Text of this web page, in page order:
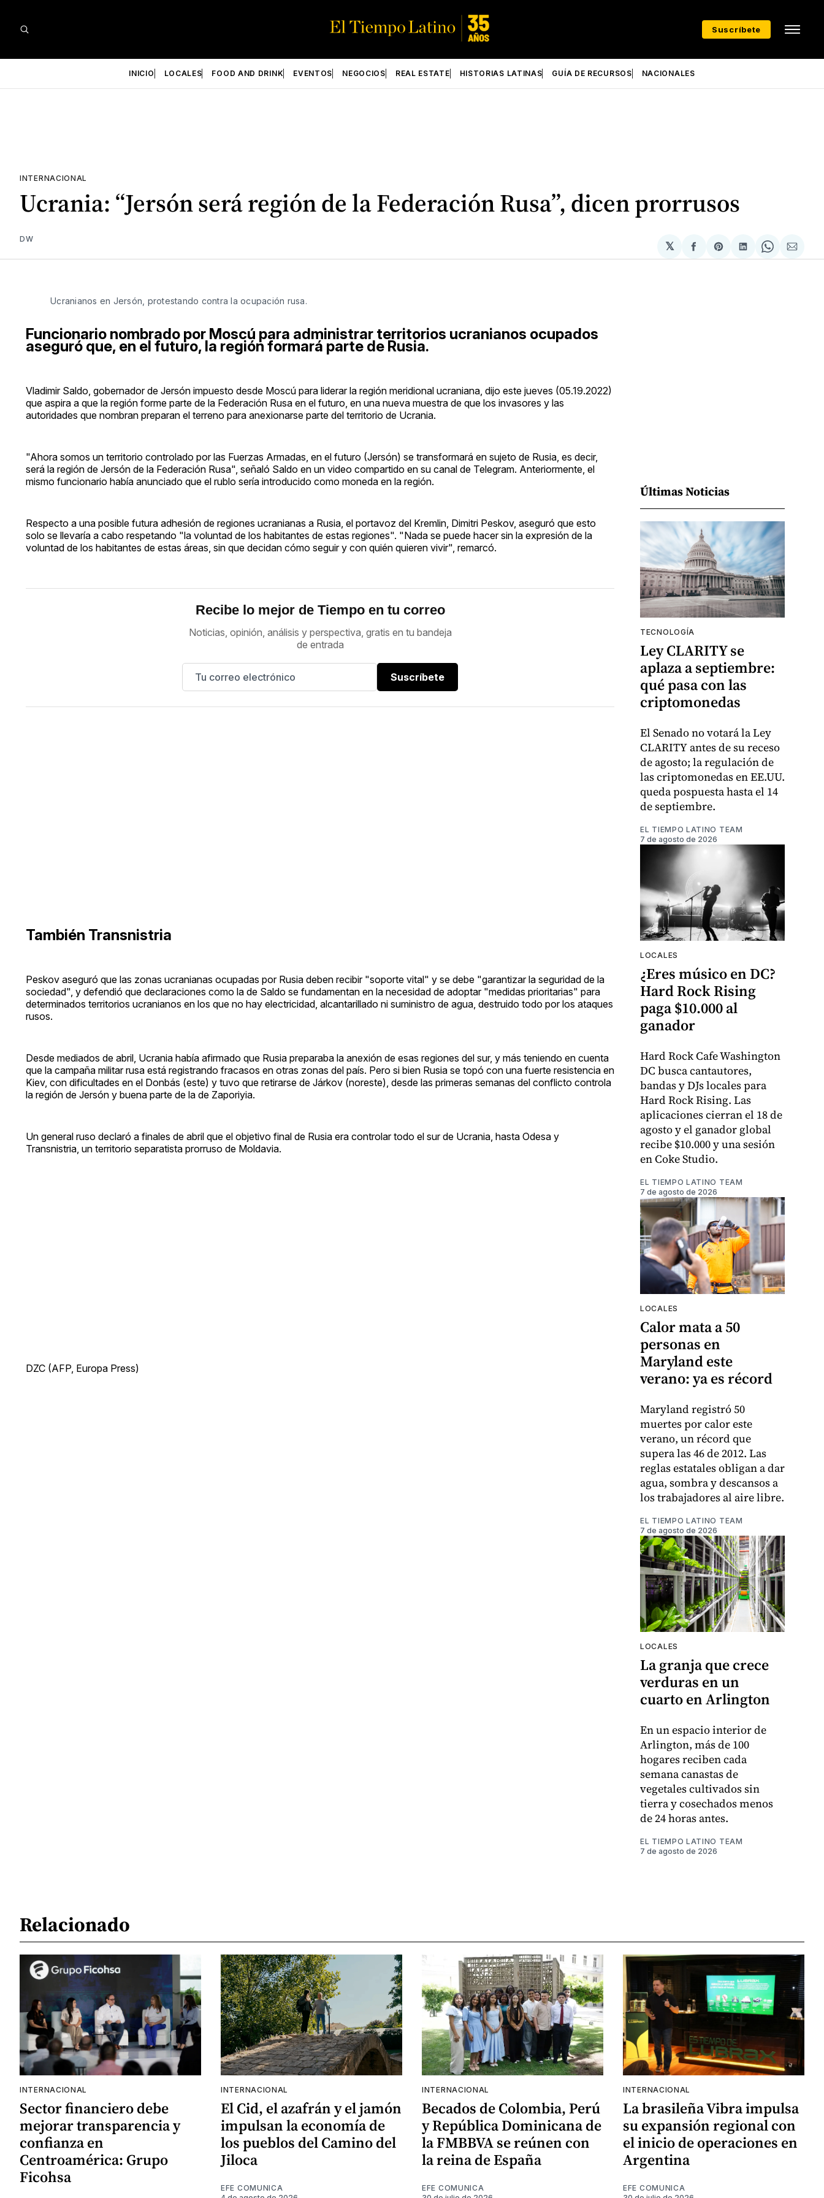
Suscríbete
INICIO LOCALES FOOD AND DRINK EVENTOS NEGOCIOS REAL ESTATE HISTORIAS LATINAS GUÍA DE RECURSOS NACIONALES
INTERNACIONAL
Ucrania: “Jersón será región de la Federación Rusa”, dicen prorrusos
DW
𝕏
Compartir
en
Share
on
Compartir
en
Share
on
via
Ucranianos en Jersón, protestando contra la ocupación rusa.
Funcionario nombrado por Moscú para administrar territorios ucranianos ocupados
aseguró que, en el futuro, la región formará parte de Rusia.
Vladimir Saldo, gobernador de Jersón impuesto desde Moscú para liderar la región meridional ucraniana, dijo este jueves (05.19.2022)
que aspira a que la región forme parte de la Federación Rusa en el futuro, en una nueva muestra de que los invasores y las
autoridades que nombran preparan el terreno para anexionarse parte del territorio de Ucrania.
"Ahora somos un territorio controlado por las Fuerzas Armadas, en el futuro (Jersón) se transformará en sujeto de Rusia, es decir,
será la región de Jersón de la Federación Rusa", señaló Saldo en un video compartido en su canal de Telegram. Anteriormente, el
mismo funcionario había anunciado que el rublo sería introducido como moneda en la región.
Respecto a una posible futura adhesión de regiones ucranianas a Rusia, el portavoz del Kremlin, Dimitri Peskov, aseguró que esto
solo se llevaría a cabo respetando "la voluntad de los habitantes de estas regiones". "Nada se puede hacer sin la expresión de la
voluntad de los habitantes de estas áreas, sin que decidan cómo seguir y con quién quieren vivir", remarcó.
Recibe lo mejor de Tiempo en tu correo
Noticias, opinión, análisis y perspectiva, gratis en tu bandeja
de entrada
Suscríbete
También Transnistria
Peskov aseguró que las zonas ucranianas ocupadas por Rusia deben recibir "soporte vital" y se debe "garantizar la seguridad de la
sociedad", y defendió que declaraciones como la de Saldo se fundamentan en la necesidad de adoptar "medidas prioritarias" para
determinados territorios ucranianos en los que no hay electricidad, alcantarillado ni suministro de agua, destruido todo por los ataques
rusos.
Desde mediados de abril, Ucrania había afirmado que Rusia preparaba la anexión de esas regiones del sur, y más teniendo en cuenta
que la campaña militar rusa está registrando fracasos en otras zonas del país. Pero si bien Rusia se topó con una fuerte resistencia en
Kiev, con dificultades en el Donbás (este) y tuvo que retirarse de Járkov (noreste), desde las primeras semanas del conflicto controla
la región de Jersón y buena parte de la de Zaporiyia.
Un general ruso declaró a finales de abril que el objetivo final de Rusia era controlar todo el sur de Ucrania, hasta Odesa y
Transnistria, un territorio separatista prorruso de Moldavia.
DZC (AFP, Europa Press)
Últimas Noticias
TECNOLOGÍA
Ley CLARITY se
aplaza a septiembre:
qué pasa con las
criptomonedas
El Senado no votará la Ley
CLARITY antes de su receso
de agosto; la regulación de
las criptomonedas en EE.UU.
queda pospuesta hasta el 14
de septiembre.
EL TIEMPO LATINO TEAM
7 de agosto de 2026
LOCALES
¿Eres músico en DC?
Hard Rock Rising
paga $10.000 al
ganador
Hard Rock Cafe Washington
DC busca cantautores,
bandas y DJs locales para
Hard Rock Rising. Las
aplicaciones cierran el 18 de
agosto y el ganador global
recibe $10.000 y una sesión
en Coke Studio.
EL TIEMPO LATINO TEAM
7 de agosto de 2026
LOCALES
Calor mata a 50
personas en
Maryland este
verano: ya es récord
Maryland registró 50
muertes por calor este
verano, un récord que
supera las 46 de 2012. Las
reglas estatales obligan a dar
agua, sombra y descansos a
los trabajadores al aire libre.
EL TIEMPO LATINO TEAM
7 de agosto de 2026
LOCALES
La granja que crece
verduras en un
cuarto en Arlington
En un espacio interior de
Arlington, más de 100
hogares reciben cada
semana canastas de
vegetales cultivados sin
tierra y cosechados menos
de 24 horas antes.
EL TIEMPO LATINO TEAM
7 de agosto de 2026
Relacionado
INTERNACIONAL
Sector financiero debe
mejorar transparencia y
confianza en
Centroamérica: Grupo
Ficohsa
INTERNACIONAL
El Cid, el azafrán y el jamón
impulsan la economía de
los pueblos del Camino del
Jiloca
EFE COMUNICA
INTERNACIONAL
Becados de Colombia, Perú
y República Dominicana de
la FMBBVA se reúnen con
la reina de España
EFE COMUNICA
INTERNACIONAL
La brasileña Vibra impulsa
su expansión regional con
el inicio de operaciones en
Argentina
EFE COMUNICA